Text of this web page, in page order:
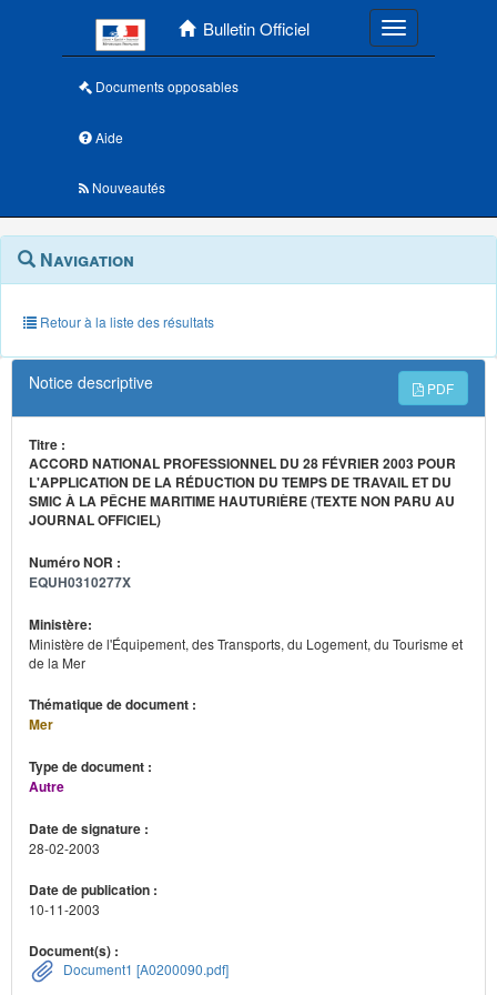
Bulletin Officiel Toggle
Documents opposables
Aide
Nouveautés
Navigation
outils
annexes
Menu
contextuel
Navigation
Retour à la liste des résultats
Notice descriptive PDF
Titre :
ACCORD NATIONAL PROFESSIONNEL DU 28 FÉVRIER 2003 POUR
L'APPLICATION DE LA RÉDUCTION DU TEMPS DE TRAVAIL ET DU
SMIC À LA PÊCHE MARITIME HAUTURIÈRE (TEXTE NON PARU AU
JOURNAL OFFICIEL)
Numéro NOR :
EQUH0310277X
Ministère:
Ministère de l'Équipement, des Transports, du Logement, du Tourisme et
de la Mer
Thématique de document :
Mer
Type de document :
Autre
Date de signature :
28-02-2003
Date de publication :
10-11-2003
Document(s) :
Document1 [A0200090.pdf]